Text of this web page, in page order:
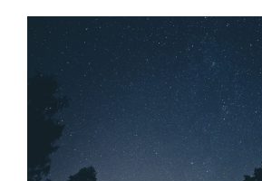
lgoehler